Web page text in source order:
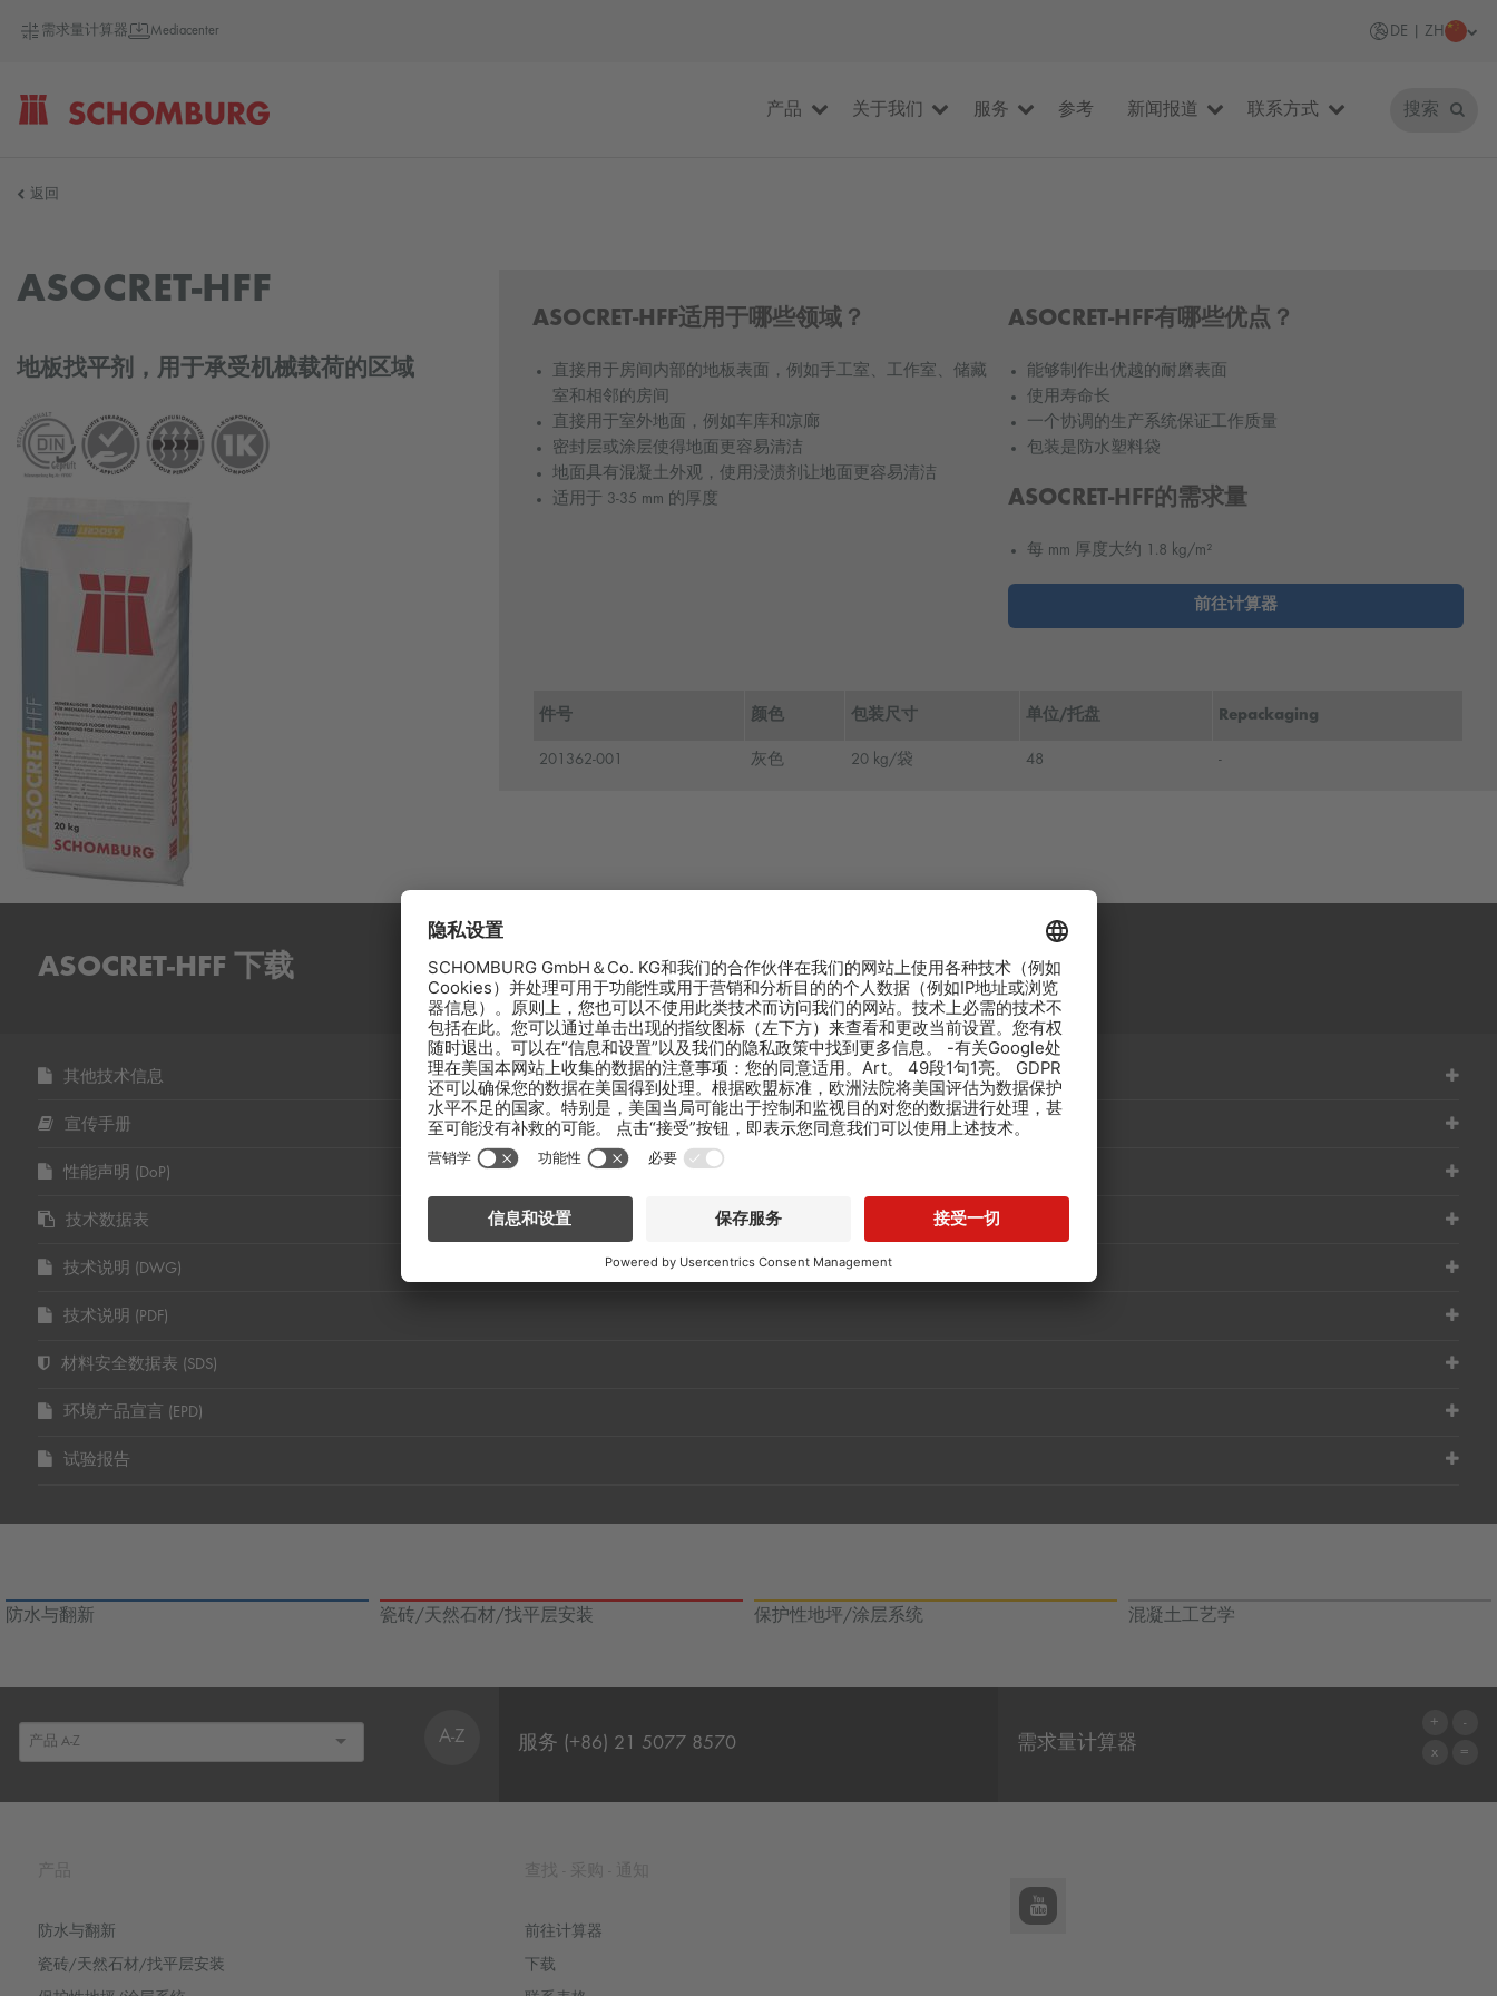
需求量计算器 Mediacenter DE | ZH
产品 关于我们 服务 参考 新闻报道 联系方式 搜索
返回
ASOCRET-HFF
地板找平剂，用于承受机械载荷的区域
ASOCRET-HFF适用于哪些领域？
直接用于房间内部的地板表面，例如手工室、工作室、储藏
室和相邻的房间
直接用于室外地面，例如车库和凉廊
密封层或涂层使得地面更容易清洁
地面具有混凝土外观，使用浸渍剂让地面更容易清洁
适用于 3-35 mm 的厚度
ASOCRET-HFF有哪些优点？
能够制作出优越的耐磨表面
使用寿命长
一个协调的生产系统保证工作质量
包装是防水塑料袋
ASOCRET-HFF的需求量
每 mm 厚度大约 1.8 kg/m²
前往计算器
件号 颜色 包装尺寸 单位/托盘 Repackaging
201362-001 灰色 20 kg/袋 48 -
ASOCRET-HFF 下载
其他技术信息
宣传手册
性能声明 (DoP)
技术数据表
技术说明 (DWG)
技术说明 (PDF)
材料安全数据表 (SDS)
环境产品宣言 (EPD)
试验报告
防水与翻新 瓷砖/天然石材/找平层安装 保护性地坪/涂层系统 混凝土工艺学
A-Z 服务 (+86) 21 5077 8570 需求量计算器
防水与翻新
瓷砖/天然石材/找平层安装
前往计算器
下载